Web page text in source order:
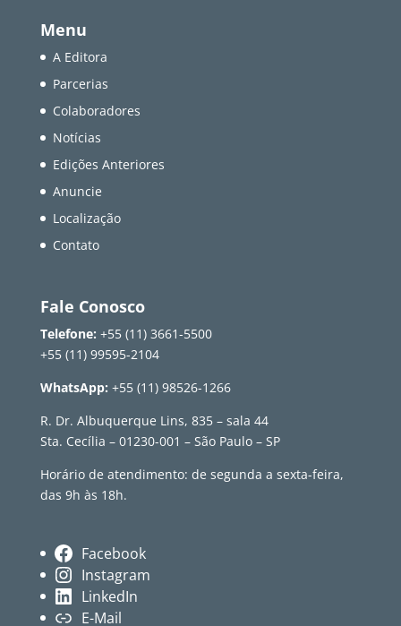
Menu
A Editora
Parcerias
Colaboradores
Notícias
Edições Anteriores
Anuncie
Localização
Contato
Fale Conosco
Telefone: +55 (11) 3661-5500
+55 (11) 99595-2104
WhatsApp: +55 (11) 98526-1266
R. Dr. Albuquerque Lins, 835 – sala 44
Sta. Cecília – 01230-001 – São Paulo – SP
Horário de atendimento: de segunda a sexta-feira,
das 9h às 18h.
Facebook
Instagram
LinkedIn
E-Mail